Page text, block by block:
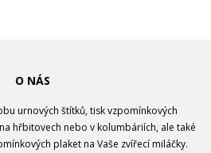
O NÁS
urnových štítků, tisk vzpomínkových
hřbitovech nebo v kolumbáriích, ale také
plaket na Vaše zvířecí miláčky.